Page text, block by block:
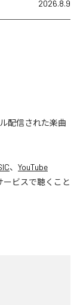
2026.8.9
配信された楽曲
、 YouTube
ービスで聴くこと